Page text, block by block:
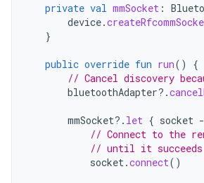
private val mmSocket :
device.
}
public override fun run()
{
// Cancel discovery
bluetoothAdapter?.
mmSocket?. let { socket -
// Connect to the
// until it succeeds
socket.connect()